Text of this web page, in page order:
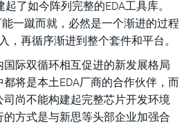
了如今阵列完整的EDA工具库。
一蹴而就，必然是一个渐进的过程
，再循序渐进到整个套件和平台。
际双循环相互促进的新发展格局
将是本土EDA厂商的合作伙伴，而
尚不能构建起完整芯片开发环境
方式是与新思等头部企业加强合